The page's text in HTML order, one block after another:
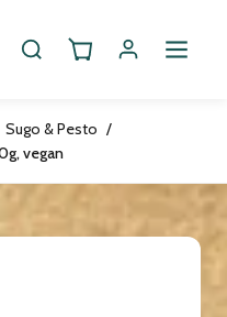
Sugo & Pesto /
vegan